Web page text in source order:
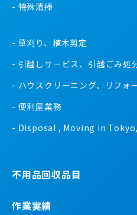
特殊清掃
草刈り、植木剪定
引越しサービス、引越ごみ処
ハウスクリーニング、リフォ
便利屋業務
Disposal , Moving in
不用品回収品目
作業実績